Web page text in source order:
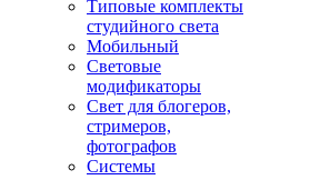
Типовые комплекты
студийного света
Мобильный
Световые
модификаторы
Свет для блогеров,
стримеров,
фотографов
Системы